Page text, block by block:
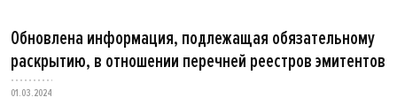
Обновлена информация, подлежащая обязательному
раскрытию, в отношении перечней реестров эмитентов
01.03.2024